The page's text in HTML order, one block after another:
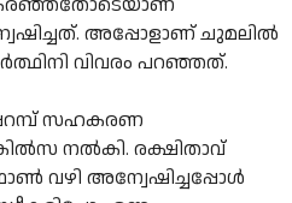
അപ്പോളാണ് ചുമലില്‍
വിവരം പറഞ്ഞത്.
സഹകരണ
നല്‍കി. രക്ഷിതാവ്
വഴി അന്വേഷിച്ചപ്പോള്‍